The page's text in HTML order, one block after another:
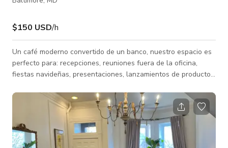
$150 USD/h
Un café moderno convertido de un banco, nuestro espacio es
perfecto para: recepciones, reuniones fuera de la oficina,
fiestas navideñas, presentaciones, lanzamientos de productos,
equipo tenga. Nuestro espacio de 1500 pies cuadrados está
ubicado en el corazón del centro de Baltimore. Características:
- Encantador espacio abierto para una atmósfera única. -
Arreglo flexible para mesas y sillas - Grandes ventanas con
vista a la ci